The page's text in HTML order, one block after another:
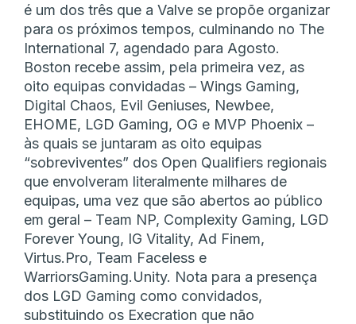
é um dos três que a Valve se propõe organizar
para os próximos tempos, culminando no The
International 7, agendado para Agosto.
Boston recebe assim, pela primeira vez, as
oito equipas convidadas – Wings Gaming,
Digital Chaos, Evil Geniuses, Newbee,
EHOME, LGD Gaming, OG e MVP Phoenix –
às quais se juntaram as oito equipas
“sobreviventes” dos Open Qualifiers regionais
que envolveram literalmente milhares de
equipas, uma vez que são abertos ao público
em geral – Team NP, Complexity Gaming, LGD
Forever Young, IG Vitality, Ad Finem,
Virtus.Pro, Team Faceless e
WarriorsGaming.Unity. Nota para a presença
dos LGD Gaming como convidados,
substituindo os Execration que não